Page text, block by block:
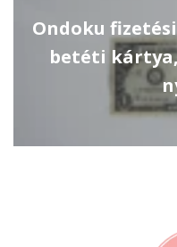
Ondoku
betéti